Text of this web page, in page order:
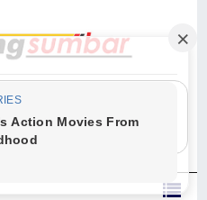
Nya berselawat untuk Nabi.
kamu untuk Nabi dan
kepadanya." (Qs. Al
56)